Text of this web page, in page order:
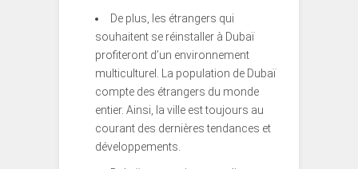
De plus, les étrangers qui
souhaitent se réinstaller à Dubaï
profiteront d’un environnement
multiculturel. La population de Dubaï
compte des étrangers du monde
entier. Ainsi, la ville est toujours au
courant des dernières tendances et
développements.